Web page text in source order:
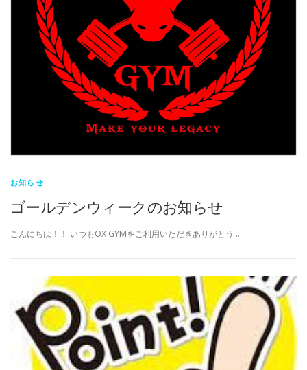
お知らせ
ゴールデンウィークのお知らせ
こんにちは！！ いつもOX GYMをご利用いただきありがとう …